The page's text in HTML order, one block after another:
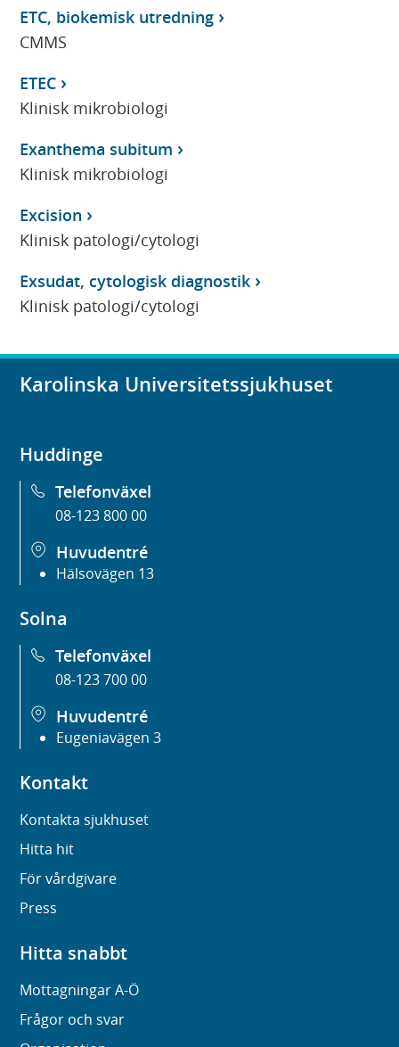
ETC, biokemisk utredning
CMMS
ETEC
Klinisk mikrobiologi
Exanthema subitum
Klinisk mikrobiologi
Excision
Klinisk patologi/cytologi
Exsudat, cytologisk diagnostik
Klinisk patologi/cytologi
Karolinska Universitetssjukhuset
Huddinge
Telefonväxel
08-123 800 00
Huvudentré
Hälsovägen 13
Solna
Telefonväxel
08-123 700 00
Huvudentré
Eugeniavägen 3
Kontakt
Kontakta sjukhuset
Hitta hit
För vårdgivare
Press
Hitta snabbt
Mottagningar A-Ö
Frågor och svar